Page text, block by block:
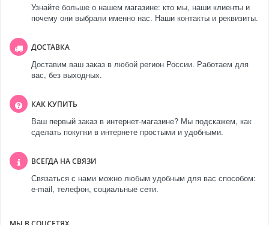
Узнайте больше о нашем магазине: кто мы, наши клиенты и
почему они выбрали именно нас. Наши контакты и реквизиты.
ДОСТАВКА
Доставим ваш заказ в любой регион России. Работаем для
вас, без выходных.
КАК КУПИТЬ
Ваш первый заказ в интернет-магазине? Мы подскажем, как
сделать покупки в интернете простыми и удобными.
ВСЕГДА НА СВЯЗИ
Связаться с нами можно любым удобным для вас способом:
e-mail, телефон, социальные сети.